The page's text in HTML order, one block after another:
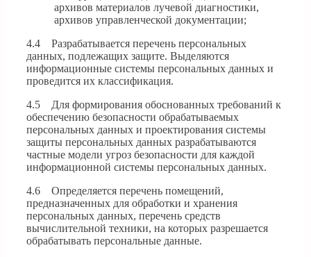
архивов материалов лучевой диагностики,
архивов управленческой документации;
4.4 Разрабатывается перечень персональных
данных, подлежащих защите. Выделяются
информационные системы персональных данных и
проведится их классификация.
4.5 Для формирования обоснованных требований к
обеспечению безопасности обрабатываемых
персональных данных и проектирования системы
защиты персональных данных разрабатываются
частные модели угроз безопасности для каждой
информационной системы персональных данных.
4.6 Определяется перечень помещений,
предназначенных для обработки и хранения
персональных данных, перечень средств
вычислительной техники, на которых разрешается
обрабатывать персональные данные.